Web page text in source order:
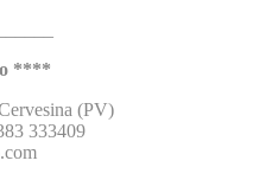
****
(PV)
333409